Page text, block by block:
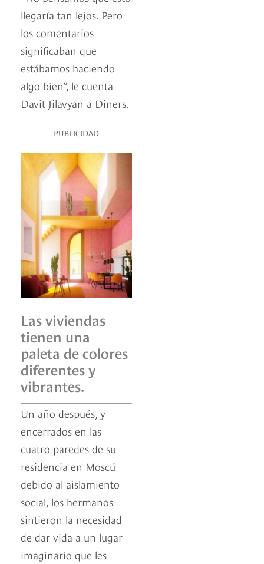
llegaría tan lejos. Pero
los comentarios
significaban que
estábamos haciendo
algo bien”, le cuenta
Davit Jilavyan a Diners.
PUBLICIDAD
Las viviendas
tienen una
paleta de colores
diferentes y
vibrantes.
Un año después, y
encerrados en las
cuatro paredes de su
residencia en Moscú
debido al aislamiento
social, los hermanos
sintieron la necesidad
de dar vida a un lugar
imaginario que les